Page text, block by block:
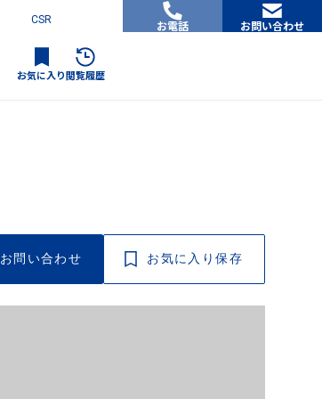
CSR
お気に入り閲覧履歴
お電話 お問い合わせ
お問い合わせ お気に入り保存